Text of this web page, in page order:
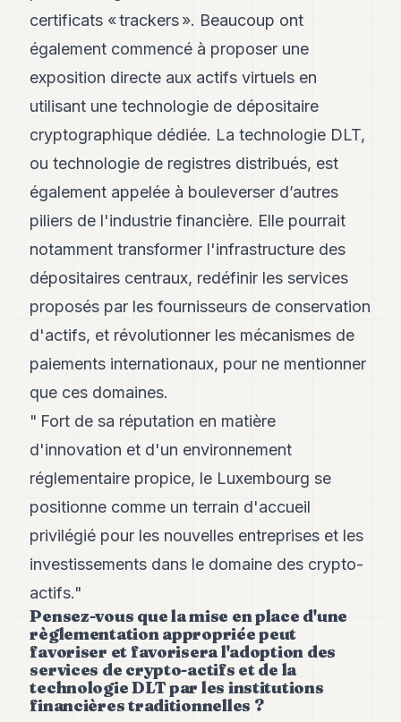
EQUITY
SPORT
JURIDIQUE
ENTREPRISES
ASSOCIATIONS
CONTACT
S'ABONNER
FR
certificats « trackers ». Beaucoup ont
également commencé à proposer une
exposition directe aux actifs virtuels en
utilisant une technologie de dépositaire
cryptographique dédiée. La technologie DLT,
ou technologie de registres distribués, est
également appelée à bouleverser d’autres
piliers de l'industrie financière. Elle pourrait
notamment transformer l'infrastructure des
dépositaires centraux, redéfinir les services
proposés par les fournisseurs de conservation
d'actifs, et révolutionner les mécanismes de
paiements internationaux, pour ne mentionner
que ces domaines.
" Fort de sa réputation en matière
d'innovation et d'un environnement
réglementaire propice, le Luxembourg se
positionne comme un terrain d'accueil
privilégié pour les nouvelles entreprises et les
investissements dans le domaine des crypto-
actifs."
Pensez-vous que la mise en place d'une
règlementation appropriée peut
favoriser et favorisera l'adoption des
services de crypto-actifs et de la
technologie DLT par les institutions
financières traditionnelles ?